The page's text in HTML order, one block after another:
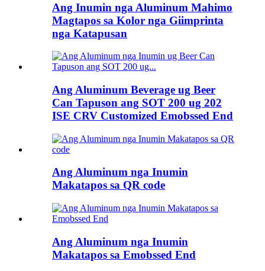
Ang Inumin nga Aluminum Mahimo
Magtapos sa Kolor nga Giimprinta
nga Katapusan
Ang Aluminum Beverage ug Beer
Can Tapuson ang SOT 200 ug 202
ISE CRV Customized Emobssed End
Ang Aluminum nga Inumin
Makatapos sa QR code
Ang Aluminum nga Inumin
Makatapos sa Emobssed End